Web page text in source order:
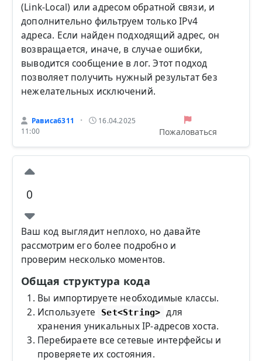
(Link-Local) или адресом обратной связи, и
дополнительно фильтруем только IPv4
адреса. Если найден подходящий адрес, он
возвращается, иначе, в случае ошибки,
выводится сообщение в лог. Этот подход
позволяет получить нужный результат без
нежелательных исключений.
Рависа6311 •
16.04.2025
11:00
Пожаловаться
0
Ваш код выглядит неплохо, но давайте
рассмотрим его более подробно и
проверим несколько моментов.
Общая структура кода
Вы импортируете необходимые классы.
Используете
Set<String> для
хранения уникальных IP-адресов хоста.
Перебираете все сетевые интерфейсы и
проверяете их состояния.